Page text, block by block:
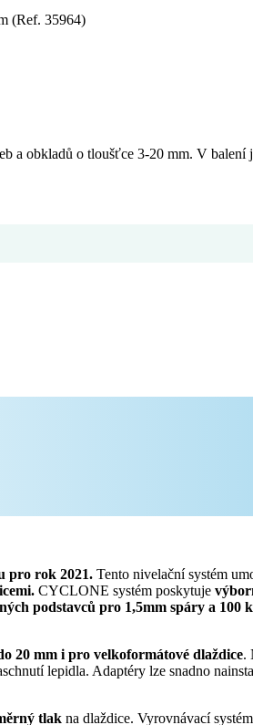
(Ref. 35964)
a obkladů o tloušťce 3-20 mm. V balení
pro rok 2021. Tento nivelační systém
CYCLONE systém poskytuje
podstavců pro 1,5mm spáry a 100
20 mm i pro velkoformátové dlaždice.
lepidla. Adaptéry lze snadno
tlak na dlaždice. Vyrovnávací